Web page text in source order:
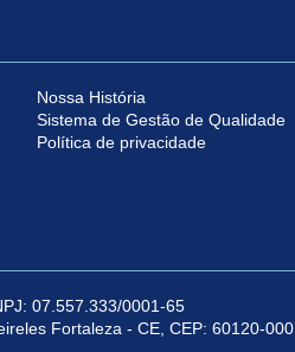
Nossa História
Sistema de Gestão de Qualidade
Política de privacidade
07.557.333/0001-65
Fortaleza - CE, CEP: 60120-000